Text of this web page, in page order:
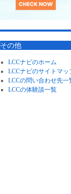
その他
LCCナビのホーム
LCCナビのサイトマッ
LCCの問い合わせ先一
LCCの体験談一覧